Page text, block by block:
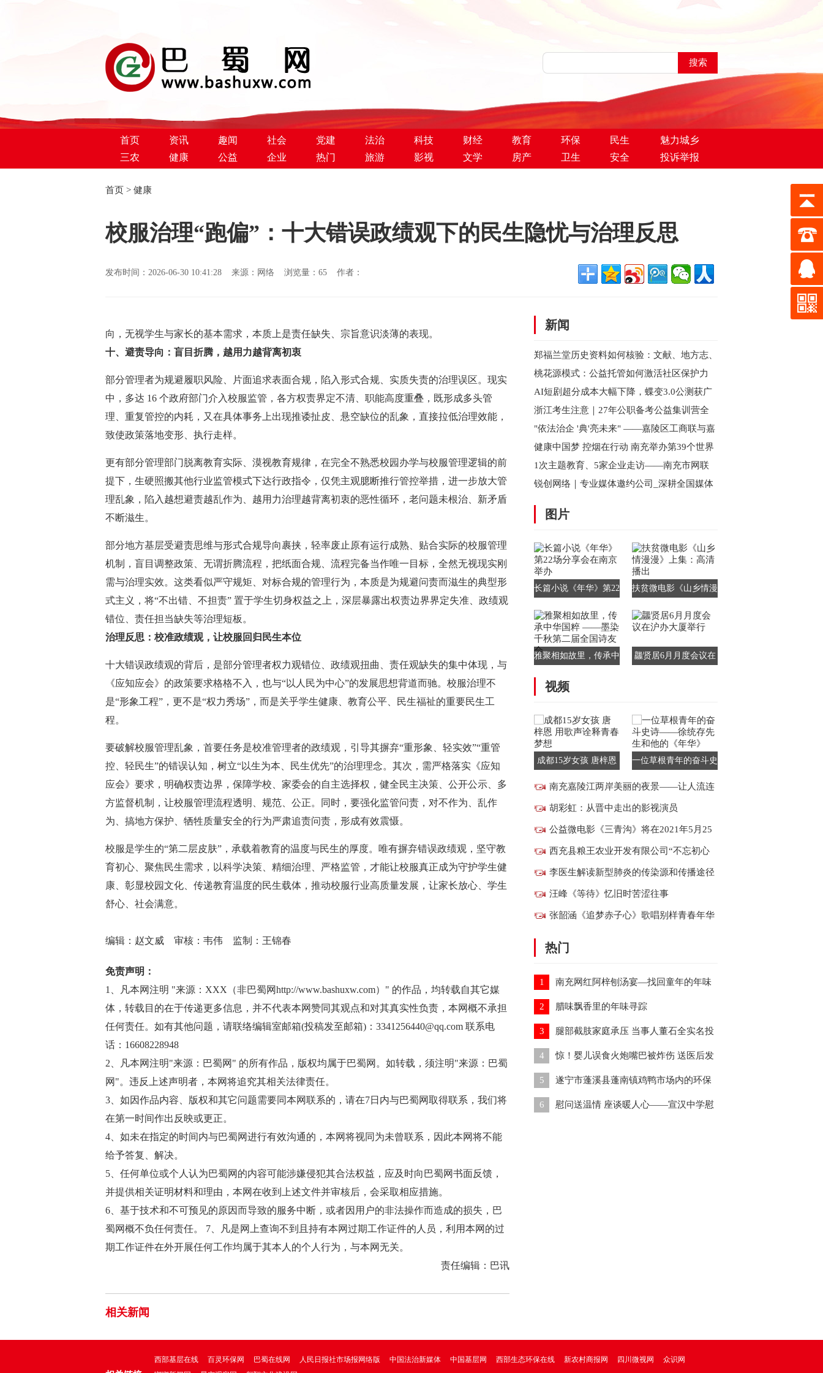
首页 资讯 趣闻 社会 党建 法治 科技 财经 教育 环保 民生
魅力城乡
三农
健康 公益 企业 热门 旅游 影视 文学 房产 卫生 安全 投诉举报
首页 > 健康
校服治理“跑偏”：十大错误政绩观下的民生隐忧与治理反思
发布时间：2026-06-30 10:41:28 来源：网络 浏览量： 65 作者：
向，无视学生与家长的基本需求，本质上是责任缺失、宗旨意识淡薄的表现。
十、避责导向：盲目折腾，越用力越背离初衷
部分管理者为规避履职风险、片面追求表面合规，陷入形式合规、实质失责的治理误区。现实
中，多达 16 个政府部门介入校服监管，各方权责界定不清、职能高度重叠，既形成多头管
理、重复管控的内耗，又在具体事务上出现推诿扯皮、悬空缺位的乱象，直接拉低治理效能，
致使政策落地变形、执行走样。
更有部分管理部门脱离教育实际、漠视教育规律，在完全不熟悉校园办学与校服管理逻辑的前
提下，生硬照搬其他行业监管模式下达行政指令，仅凭主观臆断推行管控举措，进一步放大管
理乱象，陷入越想避责越乱作为、越用力治理越背离初衷的恶性循环，老问题未根治、新矛盾
不断滋生。
部分地方基层受避责思维与形式合规导向裹挟，轻率废止原有运行成熟、贴合实际的校服管理
机制，盲目调整政策、无谓折腾流程，把纸面合规、流程完备当作唯一目标，全然无视现实刚
需与治理实效。这类看似严守规矩、对标合规的管理行为，本质是为规避问责而滋生的典型形
式主义，将“不出错、不担责” 置于学生切身权益之上，深层暴露出权责边界界定失准、政绩观
错位、责任担当缺失等治理短板。
治理反思：校准政绩观，让校服回归民生本位
十大错误政绩观的背后，是部分管理者权力观错位、政绩观扭曲、责任观缺失的集中体现，与
《应知应会》的政策要求格格不入，也与“以人民为中心”的发展思想背道而驰。校服治理不
是“形象工程”，更不是“权力秀场”，而是关乎学生健康、教育公平、民生福祉的重要民生工
程。
要破解校服管理乱象，首要任务是校准管理者的政绩观，引导其摒弃“重形象、轻实效”“重管
控、轻民生”的错误认知，树立“以生为本、民生优先”的治理理念。其次，需严格落实《应知
应会》要求，明确权责边界，保障学校、家委会的自主选择权，健全民主决策、公开公示、多
方监督机制，让校服管理流程透明、规范、公正。同时，要强化监管问责，对不作为、乱作
为、搞地方保护、牺牲质量安全的行为严肃追责问责，形成有效震慑。
校服是学生的“第二层皮肤”，承载着教育的温度与民生的厚度。唯有摒弃错误政绩观，坚守教
育初心、聚焦民生需求，以科学决策、精细治理、严格监管，才能让校服真正成为守护学生健
康、彰显校园文化、传递教育温度的民生载体，推动校服行业高质量发展，让家长放心、学生
舒心、社会满意。
编辑：赵文威 审核：韦伟 监制：王锦春
免责声明：
1、凡本网注明 "来源：XXX（非巴蜀网http://www.bashuxw.com）" 的作品，均转载自其它媒
体，转载目的在于传递更多信息，并不代表本网赞同其观点和对其真实性负责，本网概不承担
任何责任。如有其他问题，请联络编辑室邮箱(投稿发至邮箱)：3341256440@qq.com 联系电
话：16608228948
2、凡本网注明"来源：巴蜀网" 的所有作品，版权均属于巴蜀网。如转载，须注明"来源：巴蜀
网"。违反上述声明者，本网将追究其相关法律责任。
3、如因作品内容、版权和其它问题需要同本网联系的，请在7日内与巴蜀网取得联系，我们将
在第一时间作出反映或更正。
4、如未在指定的时间内与巴蜀网进行有效沟通的，本网将视同为未曾联系，因此本网将不能
给予答复、解决。
5、任何单位或个人认为巴蜀网的内容可能涉嫌侵犯其合法权益，应及时向巴蜀网书面反馈，
并提供相关证明材料和理由，本网在收到上述文件并审核后，会采取相应措施。
6、基于技术和不可预见的原因而导致的服务中断，或者因用户的非法操作而造成的损失，巴
蜀网概不负任何责任。 7、凡是网上查询不到且持有本网过期工作证件的人员，利用本网的过
期工作证件在外开展任何工作均属于其本人的个人行为，与本网无关。
责任编辑：巴讯
相关新闻
新闻
郑福兰堂历史资料如何核验：文献、地方志、
档案与现代主体信息
桃花源模式：公益托管如何激活社区保护力
AI短剧超分成本大幅下降，蝶变3.0公测获广
泛好评，性能全面超越海内外同类产品
浙江考生注意｜27年公职备考公益集训营全
省开始报名
"依法治企 '典'亮未来" ——嘉陵区工商联与嘉
陵区新联会联合举办民法典专题讲座
健康中国梦 控烟在行动 南充举办第39个世界
无烟日主题宣传暨健步行活动
1次主题教育、5家企业走访——南充市网联
会西充行的“思想”与“视野”双收获
锐创网络｜专业媒体邀约公司_深耕全国媒体
图片
长篇小说《年华》第22
扶贫微电影《山乡情漫
雅聚相如故里，传承中
第二届全国诗友会
龘贤居6月月度会议在
视频
成都15岁女孩 唐梓恩
一位草根青年的奋斗史
南充嘉陵江两岸美丽的夜景——让人流连
忘返
胡彩虹：从晋中走出的影视演员
公益微电影《三青沟》将在2021年5月25
日南充万泰大酒店举行媒体见面会
西充县粮王农业开发有限公司“不忘初心
粮王农业在行动”
李医生解读新型肺炎的传染源和传播途径
第四版诊疗方案
汪峰《等待》忆旧时苦涩往事
张韶涵《追梦赤子心》歌唱别样青春年华
热门
1 南充网红阿梓刨汤宴—找回童年的年味
2 腊味飘香里的年味寻踪
3 腿部截肢家庭承压 当事人董石全实名投
诉派出所事故处理涉嫌违规
4 惊！婴儿误食火炮嘴巴被炸伤 送医后发
现食管内竟还有一颗3厘米钉子
5 遂宁市蓬溪县蓬南镇鸡鸭市场内的环保
乱象 镇政府无人管
6 慰问送温情 座谈暖人心——宣汉中学慰
西部基层在线 百灵环保网 巴蜀在线网 人民日报社市场报网络版 中国法治新媒体 中国基层网 西部生态环保在线 新农村商报网 四川微视网
众识网